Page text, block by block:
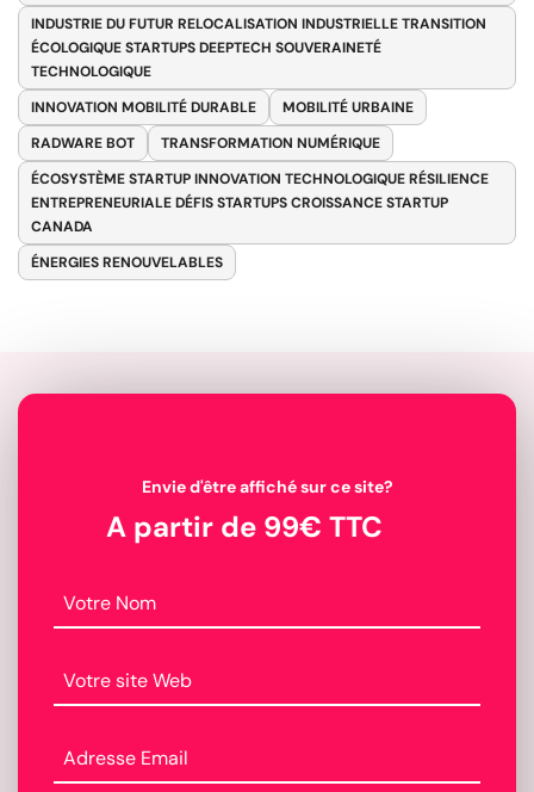
INDUSTRIE DU FUTUR RELOCALISATION INDUSTRIELLE TRANSITION
ÉCOLOGIQUE STARTUPS DEEPTECH SOUVERAINETÉ
TECHNOLOGIQUE
INNOVATION MOBILITÉ DURABLE
MOBILITÉ URBAINE
RADWARE BOT
TRANSFORMATION NUMÉRIQUE
ÉCOSYSTÈME STARTUP INNOVATION TECHNOLOGIQUE RÉSILIENCE
ENTREPRENEURIALE DÉFIS STARTUPS CROISSANCE STARTUP
CANADA
ÉNERGIES RENOUVELABLES
Envie d'être affiché sur ce site?
A partir de 99€ TTC